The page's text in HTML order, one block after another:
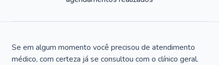
Se em algum momento você precisou de atendimento
médico, com certeza já se consultou com o clínico geral.